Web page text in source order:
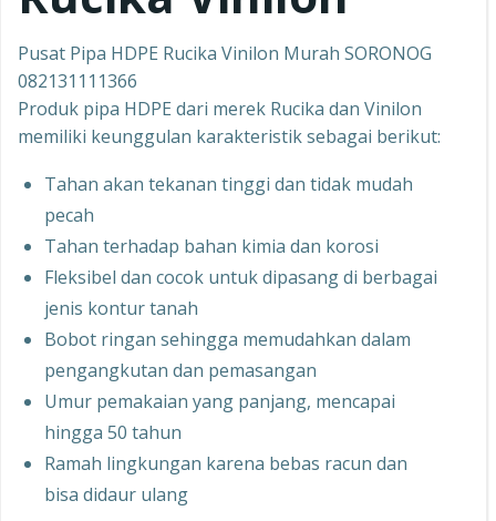
Pusat Pipa HDPE Rucika Vinilon Murah SORONOG
082131111366
Produk pipa HDPE dari merek Rucika dan Vinilon
memiliki keunggulan karakteristik sebagai berikut:
Tahan akan tekanan tinggi dan tidak mudah
pecah
Tahan terhadap bahan kimia dan korosi
Fleksibel dan cocok untuk dipasang di berbagai
jenis kontur tanah
Bobot ringan sehingga memudahkan dalam
pengangkutan dan pemasangan
Umur pemakaian yang panjang, mencapai
hingga 50 tahun
Ramah lingkungan karena bebas racun dan
bisa didaur ulang